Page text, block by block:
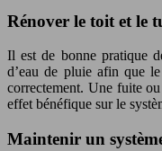
Rénover le toit et le
Il est de bonne pratique
d’eau de pluie afin que
correctement. Une fuite
effet bénéfique sur le
Maintenir un